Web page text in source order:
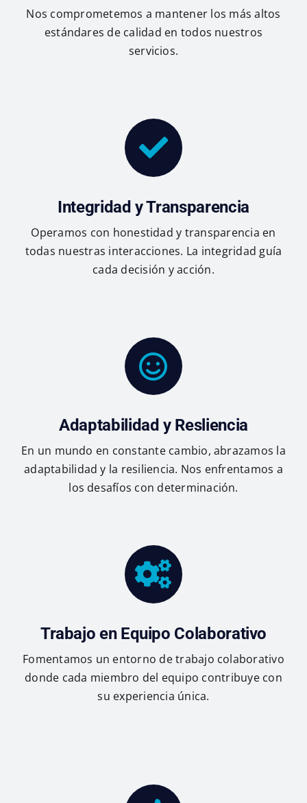
Nos comprometemos a mantener los más altos
estándares de calidad en todos nuestros
servicios.
Integridad y Transparencia
Operamos con honestidad y transparencia en
todas nuestras interacciones. La integridad guía
cada decisión y acción.
Adaptabilidad y Resliencia
En un mundo en constante cambio, abrazamos la
adaptabilidad y la resiliencia. Nos enfrentamos a
los desafíos con determinación.
Trabajo en Equipo Colaborativo
Fomentamos un entorno de trabajo colaborativo
donde cada miembro del equipo contribuye con
su experiencia única.